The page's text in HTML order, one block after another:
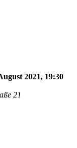
2021, 19:30
21